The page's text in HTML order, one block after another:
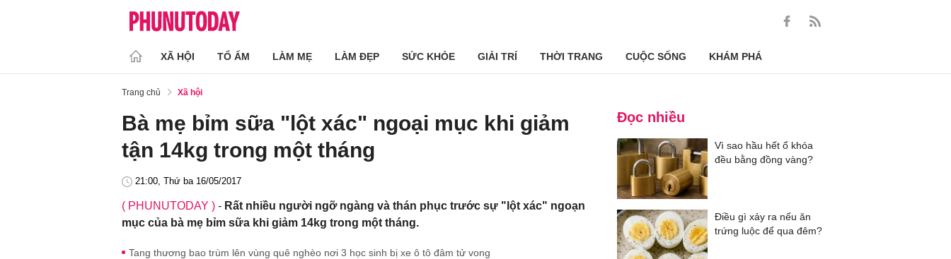
XÃ HỘI TỔ ẤM LÀM MẸ LÀM ĐẸP SỨC KHỎE GIẢI TRÍ THỜI TRANG CUỘC SỐNG KHÁM PHÁ
Trang chủ Xã hội
Bà mẹ bỉm sữa "lột xác" ngoại mục khi giảm
tận 14kg trong một tháng
21:00, Thứ ba 16/05/2017
( PHUNUTODAY ) - Rất nhiều người ngỡ ngàng và thán phục trước sự "lột xác" ngoạn
mục của bà mẹ bỉm sữa khi giảm 14kg trong một tháng.
Tang thương bao trùm lên vùng quê nghèo nơi 3 học sinh bị xe ô tô đâm tử vong
Đọc nhiều
Vì sao hầu hết ổ khóa
đều bằng đồng vàng?
Điều gì xảy ra nếu ăn
trứng luộc để qua đêm?